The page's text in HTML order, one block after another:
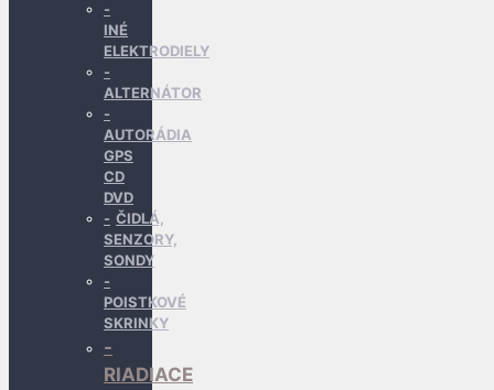
INÉ
ELEKTRODIELY
ALTERNÁTOR
AUTORÁDIA
GPS
CD
DVD
ČIDLÁ,
SENZORY,
SONDY
POISTKOVÉ
SKRINKY
RIADIACE